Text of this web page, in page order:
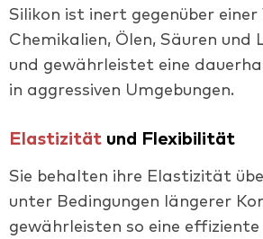
Silikon ist inert gegenüber einer
Chemikalien, Ölen, Säuren und
und gewährleistet eine
in aggressiven Umgebungen.
Elastizität und Flexibilität
Sie behalten ihre Elastizität
unter Bedingungen längerer
gewährleisten so eine